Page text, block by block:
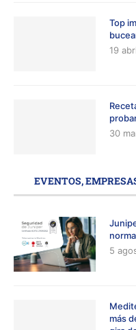
Top
19
30
EVENTOS,
5
más